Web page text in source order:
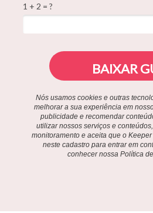
1 + 2 = ?
BAIXAR
Nós usamos cookies e outras
melhorar a sua experiência em
publicidade e recomendar
utilizar nossos serviços e
monitoramento e aceita que o
neste cadastro para entrar em
conhecer nossa Política